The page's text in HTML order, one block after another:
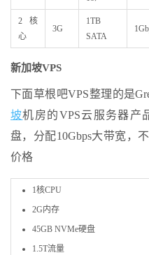
2核
心
3G
1TB
SATA
新加坡VPS
下面草根吧VPS整理的是
坡机房的VPS云服务器产
盘，分配10Gbps大带宽，
价格
1核CPU
2G内存
45GB NVMe硬盘
1.5T流量